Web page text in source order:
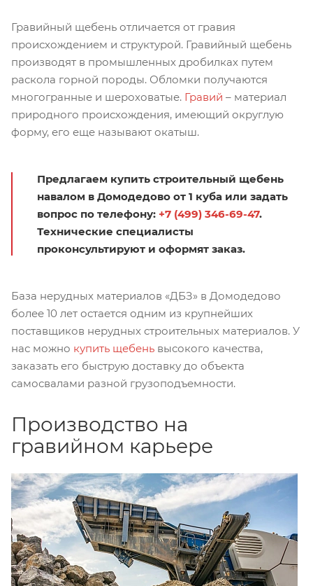
Гравийный щебень отличается от гравия
происхождением и структурой. Гравийный щебень
производят в промышленных дробилках путем
раскола горной породы. Обломки получаются
многогранные и шероховатые. Гравий – материал
природного происхождения, имеющий округлую
форму, его еще называют окатыш.
Предлагаем купить строительный щебень
навалом в Домодедово от 1 куба или задать
вопрос по телефону: +7 (499) 346-69-47.
Технические специалисты
проконсультируют и оформят заказ.
База нерудных материалов «ДБЗ» в Домодедово
более 10 лет остается одним из крупнейших
поставщиков нерудных строительных материалов. У
нас можно купить щебень высокого качества,
заказать его быструю доставку до объекта
самосвалами разной грузоподъемности.
Производство на
гравийном карьере